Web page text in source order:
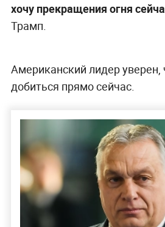
хочу прекращения огня
Трамп.
Американский лидер
добиться прямо сейчас.